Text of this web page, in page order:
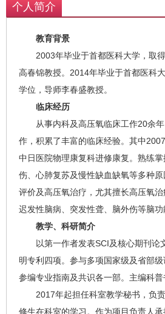
个人简介
教育背景
2003年毕业于首都医科大学，取得
高春锦教授。2014年毕业于首都医科
学位，导师李春盛教授。
临床经历
从事内科及高压氧临床工作20余年
作，积累了丰富的临床经验。其中
中日医院物理康复科进修康复。熟练
伤、心肺复苏及慢性缺血缺氧等多种
评价及高压氧治疗，尤其擅长高压氧
迟发性脑病、突发性聋、脑外伤等脑功
教学、科研简介
以第一作者发表SCI及核心期刊论
明专利四项。参与多项国家级及省部级
参编专业指南及共识各一部。主编科普
2017年起担任科室教学秘书，负责
修生在科室的学习。作为项目负责人